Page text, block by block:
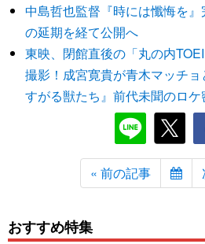
中島哲也監督『時には懺悔を
の延期を経て公開へ
東映、閉館直後の「丸の内
撮影！成宮寛貴が青木マッチ
すがる獣たち』前代未聞のロケ
« 前の記事
おすすめ特集